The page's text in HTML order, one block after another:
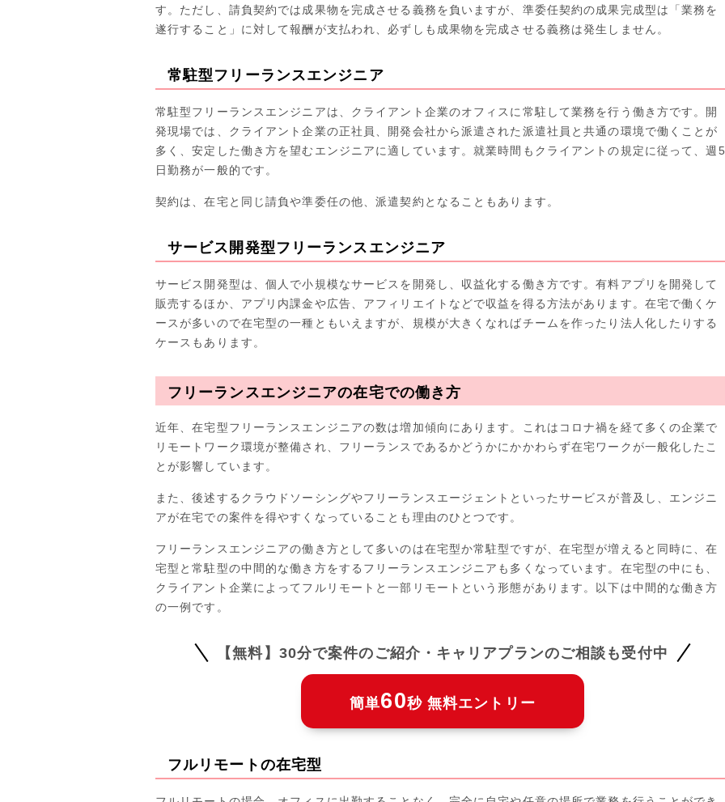
す。ただし、請負契約では成果物を完成させる義務を負いますが、準委任契約の成果完成型は「業務を
遂行すること」に対して報酬が支払われ、必ずしも成果物を完成させる義務は発生しません。
常駐型フリーランスエンジニア
常駐型フリーランスエンジニアは、クライアント企業のオフィスに常駐して業務を行う働き方です。開
発現場では、クライアント企業の正社員、開発会社から派遣された派遣社員と共通の環境で働くことが
多く、安定した働き方を望むエンジニアに適しています。就業時間もクライアントの規定に従って、週5
日勤務が一般的です。
契約は、在宅と同じ請負や準委任の他、派遣契約となることもあります。
サービス開発型フリーランスエンジニア
サービス開発型は、個人で小規模なサービスを開発し、収益化する働き方です。有料アプリを開発して
販売するほか、アプリ内課金や広告、アフィリエイトなどで収益を得る方法があります。在宅で働くケ
ースが多いので在宅型の一種ともいえますが、規模が大きくなればチームを作ったり法人化したりする
ケースもあります。
フリーランスエンジニアの在宅での働き方
近年、在宅型フリーランスエンジニアの数は増加傾向にあります。これはコロナ禍を経て多くの企業で
リモートワーク環境が整備され、フリーランスであるかどうかにかかわらず在宅ワークが一般化したこ
とが影響しています。
また、後述するクラウドソーシングやフリーランスエージェントといったサービスが普及し、エンジニ
アが在宅での案件を得やすくなっていることも理由のひとつです。
フリーランスエンジニアの働き方として多いのは在宅型か常駐型ですが、在宅型が増えると同時に、在
宅型と常駐型の中間的な働き方をするフリーランスエンジニアも多くなっています。在宅型の中にも、
クライアント企業によってフルリモートと一部リモートという形態があります。以下は中間的な働き方
の一例です。
【無料】30分で案件のご紹介・キャリアプランのご相談も受付中
簡単60秒 無料エントリー
フルリモートの在宅型